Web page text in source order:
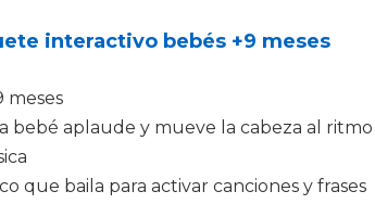
interactivo bebés +9 meses
meses
bebé aplaude y mueve la cabeza al ritmo
que baila para activar canciones y frases